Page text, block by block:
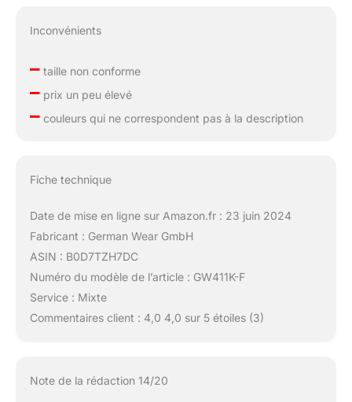
Inconvénients
–taille non conforme
–prix un peu élevé
–couleurs qui ne correspondent pas à la description
Fiche technique
Date de mise en ligne sur Amazon.fr : 23 juin 2024
Fabricant : German Wear GmbH
ASIN : B0D7TZH7DC
Numéro du modèle de l’article : GW411K-F
Service : Mixte
Commentaires client : 4,0 4,0 sur 5 étoiles (3)
Note de la rédaction 14/20